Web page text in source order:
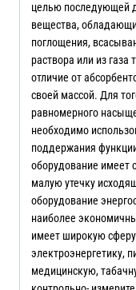
целью последующей
вещества,
поглощения,
раствора или из газа
отличие от
своей массой. Для
равномерного
необходимо
поддержания
оборудование имеет
малую утечку
оборудование
наиболее
имеет широкую
электроэнергетику,
медицинскую,